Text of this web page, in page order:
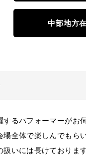
中部地方
るパフォーマーがお
全体で楽しんでもら
いには長けておりま